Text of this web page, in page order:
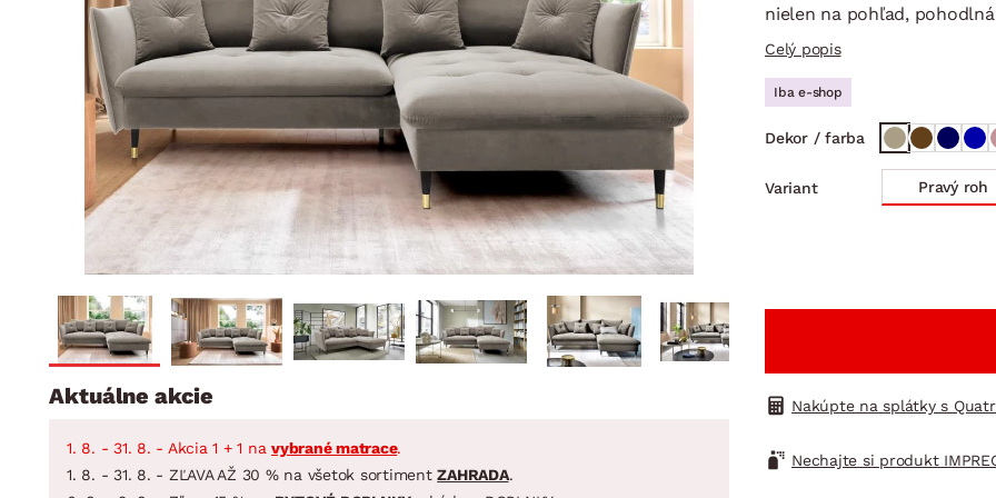
Detská izba
Predsieň, šatník a chodba
Kuchyňa
Kúpeľňa
Záhrada
Domácnosť
BYTOVÝ TEXTIL
Prikrývky
Vankúše
Koberce
Závesy a žalúzie
Zobrazit vše
STOLOVANIE A VARENIE
Jedálenský servis
Príbory
Panvice
Zobrazit vše
DOMÁCE SPOTREBIČE ZÁHRADNÉ
VEĽKÁ NOC
Kúpeľňové zostavy
Jedálenské zostavy
Záhradné zostavy
nielen na pohľad,
Celý popis
Iba e-shop
Dekor / farba
Variant Pravý roh
Nakúpte na splátky s
Nechajte si produkt
Aktuálne akcie
1. 8. - 31. 8. - Akcia 1 + 1 na vybrané matrace.
1. 8. - 31. 8. - ZĽAVA AŽ 30 % na všetok sortimentZAHRADA.